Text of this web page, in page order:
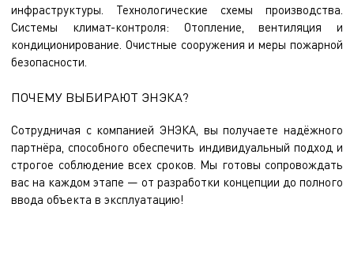
инфраструктуры. Технологические схемы производства.
Системы климат-контроля: Отопление, вентиляция и
кондиционирование. Очистные сооружения и меры пожарной
безопасности.
ПОЧЕМУ ВЫБИРАЮТ ЭНЭКА?
Сотрудничая с компанией ЭНЭКА, вы получаете надёжного
партнёра, способного обеспечить индивидуальный подход и
строгое соблюдение всех сроков. Мы готовы сопровождать
вас на каждом этапе — от разработки концепции до полного
ввода объекта в эксплуатацию!